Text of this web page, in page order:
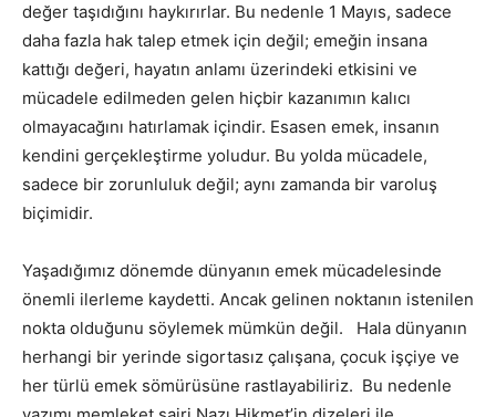
değer taşıdığını haykırırlar. Bu nedenle 1 Mayıs, sadece
daha fazla hak talep etmek için değil; emeğin insana
kattığı değeri, hayatın anlamı üzerindeki etkisini ve
mücadele edilmeden gelen hiçbir kazanımın kalıcı
olmayacağını hatırlamak içindir. Esasen emek, insanın
kendini gerçekleştirme yoludur. Bu yolda mücadele,
sadece bir zorunluluk değil; aynı zamanda bir varoluş
biçimidir.
Yaşadığımız dönemde dünyanın emek mücadelesinde
önemli ilerleme kaydetti. Ancak gelinen noktanın istenilen
nokta olduğunu söylemek mümkün değil. Hala dünyanın
herhangi bir yerinde sigortasız çalışana, çocuk işçiye ve
her türlü emek sömürüsüne rastlayabiliriz. Bu nedenle